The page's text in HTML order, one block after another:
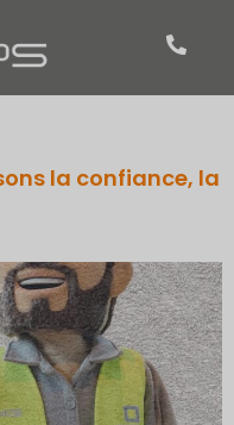
la confiance, la